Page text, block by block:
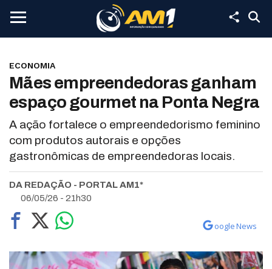
ECONOMIA
Mães empreendedoras ganham
espaço gourmet na Ponta Negra
A ação fortalece o empreendedorismo feminino
com produtos autorais e opções
gastronômicas de empreendedoras locais.
DA REDAÇÃO - PORTAL AM1*
06/05/26 - 21h30
oogle News